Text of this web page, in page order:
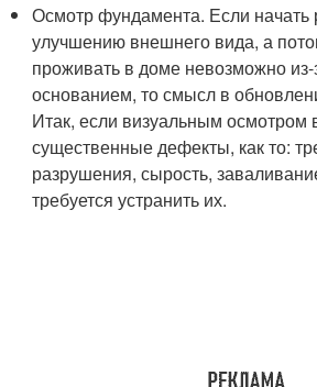
Осмотр фундамента. Если начать
улучшению внешнего вида, а
проживать в доме невозможно
основанием, то смысл в
Итак, если визуальным
существенные дефекты, как то:
разрушения, сырость,
требуется устранить их.